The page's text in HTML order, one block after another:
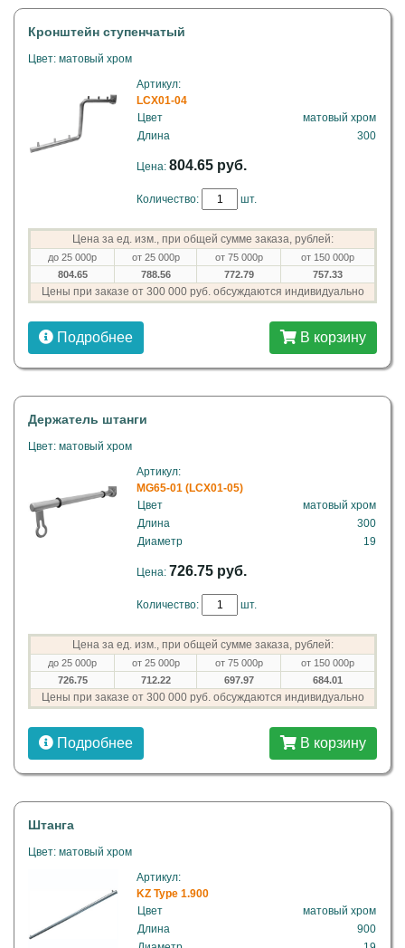
Кронштейн ступенчатый
Цвет: матовый хром
Артикул:
LCX01-04
Цвет
матовый хром
Длина
300
Цена: 804.65 руб.
Количество: шт.
Цена за ед. изм., при общей сумме заказа, рублей:
до 25 000р от 25 000р от 75 000р
от 150 000р
804.65
788.56 772.79 757.33
Цены при заказе от 300 000 руб. обсуждаются индивидуально
Подробнее В корзину
Держатель штанги
Цвет: матовый хром
Артикул:
MG65-01 (LCX01-05)
Цвет
матовый хром
Длина
300
Диаметр
19
Цена: 726.75 руб.
Количество: шт.
Цена за ед. изм., при общей сумме заказа, рублей:
до 25 000р от 25 000р от 75 000р
от 150 000р
726.75
712.22 697.97 684.01
Цены при заказе от 300 000 руб. обсуждаются индивидуально
Подробнее В корзину
Штанга
Цвет: матовый хром
Артикул:
KZ Type 1.900
Цвет
матовый хром
Длина
900